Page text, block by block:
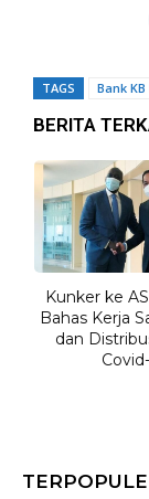
TAGS Bank
BERITA
Kunker ke
Bahas Kerja
dan